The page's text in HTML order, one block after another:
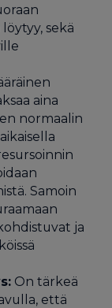
sekä
aina
normaalin
Samoin
ja
On tärkeä
että